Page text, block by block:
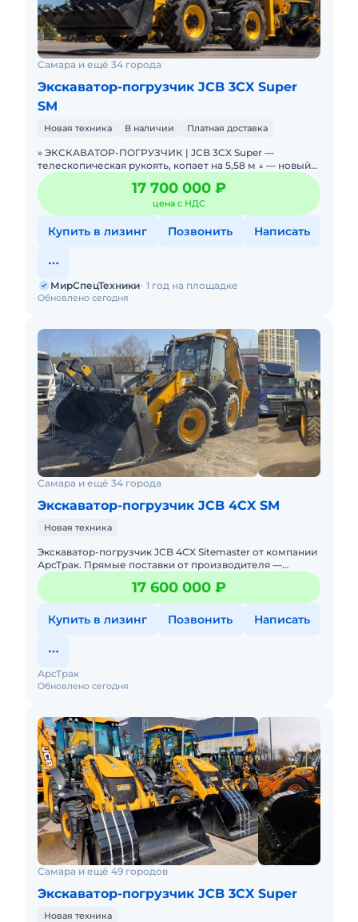
Самара и ещё 34 города
Экскаватор-погрузчик JCB 3CX Super
SM
Новая техника В наличии Платная доставка
» ЭКСКАВАТОР-ПОГРУЗЧИК | JCB 3CX Super —
телескопическая рукоять, копает на 5,58 м ↓ — новый
2025 г., Великобритания. В НАЛИЧИИ. Можно в
17 700 000 ₽
цена с НДС
Купить в лизинг Позвонить Написать
Обновлено сегодня
МирСпецТехники 1 год на площадке
Самара и ещё 34 города
Экскаватор-погрузчик JCB 4CX SM
Новая техника
Экcкавaтор-погрузчик JCB 4СX Sitemaster от компании
АрсТрак. Прямые поставки от производителя —
лучшие цены на территории РФTexникa в
наличииДocтaвкa в л17 600 000 ₽
Купить в лизинг Позвонить Написать
Обновлено сегодня
АрсТрак
Самара и ещё 49 городов
Экскаватор-погрузчик JCB 3CX Super
Новая техника